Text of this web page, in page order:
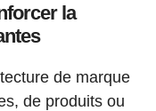
la
de marque
de produits ou